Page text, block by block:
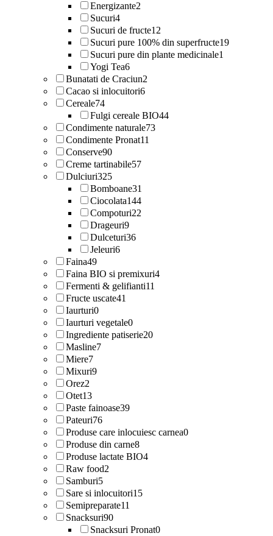
Energizante2
Sucuri4
Sucuri de fructe12
Sucuri pure 100% din superfructe19
Sucuri pure din plante medicinale1
Yogi Tea6
Bunatati de Craciun2
Cacao si inlocuitori6
Cereale74
Fulgi cereale BIO44
Condimente naturale73
Condimente Pronat11
Conserve90
Creme tartinabile57
Dulciuri325
Bomboane31
Ciocolata144
Compoturi22
Drageuri9
Dulceturi36
Jeleuri6
Faina49
Faina BIO si premixuri4
Fermenti & gelifianti11
Fructe uscate41
Iaurturi0
Iaurturi vegetale0
Ingrediente patiserie20
Masline7
Miere7
Mixuri9
Orez2
Otet13
Paste fainoase39
Pateuri76
Produse care inlocuiesc carnea0
Produse din carne8
Produse lactate BIO4
Raw food2
Samburi5
Sare si inlocuitori15
Semipreparate11
Snacksuri90
Snacksuri Pronat0